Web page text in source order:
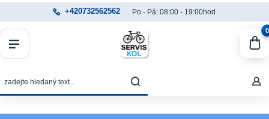
+420732562562 Po - Pá: 08:00 - 19:00hod
0